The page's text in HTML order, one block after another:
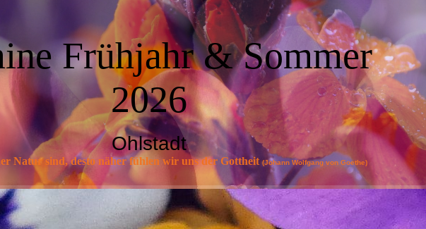
Frühjahr & Sommer
2026
Ohlstadt
Natur sind, desto näher fühlen wir uns der Gottheit(Johann Wolfgang von Goethe)